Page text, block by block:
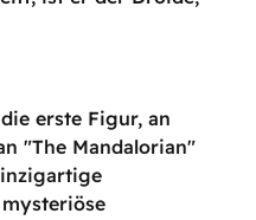
erste Figur, an
"The Mandalorian"